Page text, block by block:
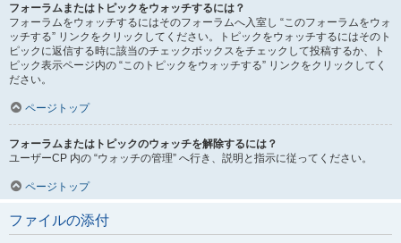
フォーラムまたはトピックをウォッチするには？
フォーラムをウォッチするにはそのフォーラムへ入室し “このフォーラムをウォ
ッチする” リンクをクリックしてください。トピックをウォッチするにはそのト
ピックに返信する時に該当のチェックボックスをチェックして投稿するか、ト
ピック表示ページ内の “このトピックをウォッチする” リンクをクリックしてく
ださい。
ページトップ
フォーラムまたはトピックのウォッチを解除するには？
ユーザーCP 内の “ウォッチの管理” へ行き、説明と指示に従ってください。
ページトップ
ファイルの添付